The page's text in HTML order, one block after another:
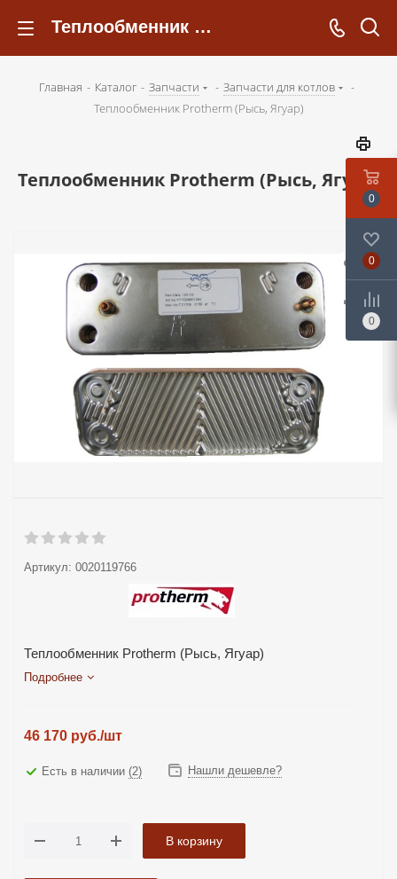
Теплообменник Protherm (Рысь, Ягуар) - kotelsochi.ru
Главная - Каталог - Запчасти - Запчасти для котлов
-
Теплообменник Protherm (Рысь, Ягуар)
Теплообменник Protherm (Рысь, Ягуар)
Артикул: 0020119766
Теплообменник Protherm (Рысь, Ягуар)
Подробнее
46 170 руб./шт
Есть в наличии (2) Нашли дешевле?
В корзину
0
0
0